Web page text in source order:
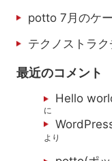
potto 7月のケ
テクノストラ
最近のコメント
Hello
に
より